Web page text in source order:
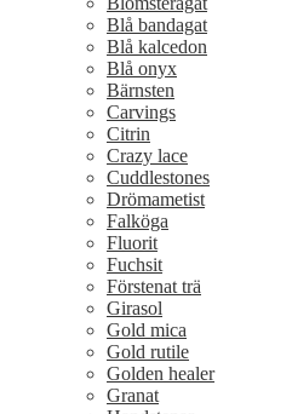
Blå bandagat
Blå kalcedon
Blå onyx
Bärnsten
Carvings
Citrin
Crazy lace
Cuddlestones
Drömametist
Falköga
Fluorit
Fuchsit
Förstenat trä
Girasol
Gold mica
Gold rutile
Golden healer
Granat